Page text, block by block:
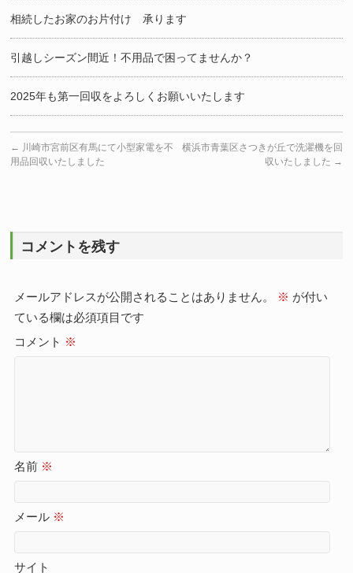
相続したお家のお片付け 承ります
引越しシーズン間近！不用品で困ってませんか？
2025年も第一回収をよろしくお願いいたします
← 川崎市宮前区有馬にて小型家電を不
用品回収いたしました
横浜市青葉区さつきが丘で洗濯機を回
収いたしました →
コメントを残す
メールアドレスが公開されることはありません。 ※ が付い
ている欄は必須項目です
コメント ※
名前 ※
メール ※
サイト